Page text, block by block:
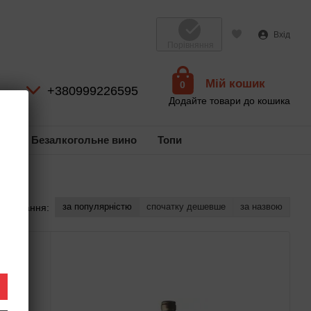
Вхід
+380999226595 0 Мій кошик
Додайте товари до кошика
Безалкогольне вино Топи
за популярністю спочатку дешевше за назвою